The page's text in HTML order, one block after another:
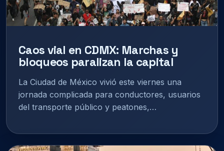
Caos vial en CDMX: Marchas y
bloqueos paralizan la capital
La Ciudad de México vivió este viernes una
jornada complicada para conductores, usuarios
del transporte público y peatones,…